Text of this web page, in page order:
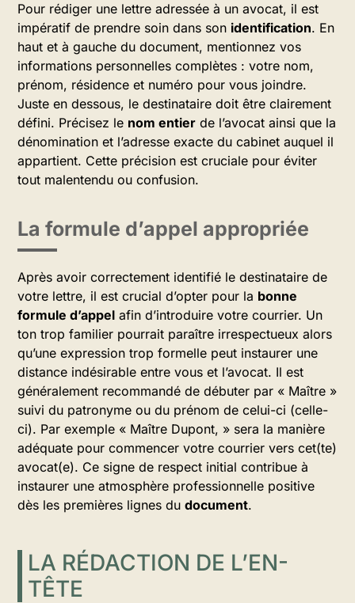
Pour rédiger une lettre adressée à un avocat, il est
impératif de prendre soin dans son identification. En
haut et à gauche du document, mentionnez vos
informations personnelles complètes : votre nom,
prénom, résidence et numéro pour vous joindre.
Juste en dessous, le destinataire doit être clairement
défini. Précisez le nom entier de l’avocat ainsi que la
dénomination et l’adresse exacte du cabinet auquel il
appartient. Cette précision est cruciale pour éviter
tout malentendu ou confusion.
La formule d’appel appropriée
Après avoir correctement identifié le destinataire de
votre lettre, il est crucial d’opter pour la bonne
formule d’appel afin d’introduire votre courrier. Un
ton trop familier pourrait paraître irrespectueux alors
qu’une expression trop formelle peut instaurer une
distance indésirable entre vous et l’avocat. Il est
généralement recommandé de débuter par « Maître »
suivi du patronyme ou du prénom de celui-ci (celle-
ci). Par exemple « Maître Dupont, » sera la manière
adéquate pour commencer votre courrier vers cet(te)
avocat(e). Ce signe de respect initial contribue à
instaurer une atmosphère professionnelle positive
dès les premières lignes du document.
LA RÉDACTION DE L’EN-
TÊTE